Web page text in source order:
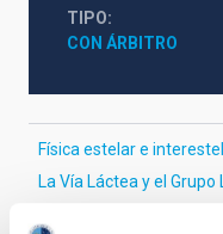
TIPO
CON ÁRBITRO
Física estelar e
La Vía Láctea y el Grupo